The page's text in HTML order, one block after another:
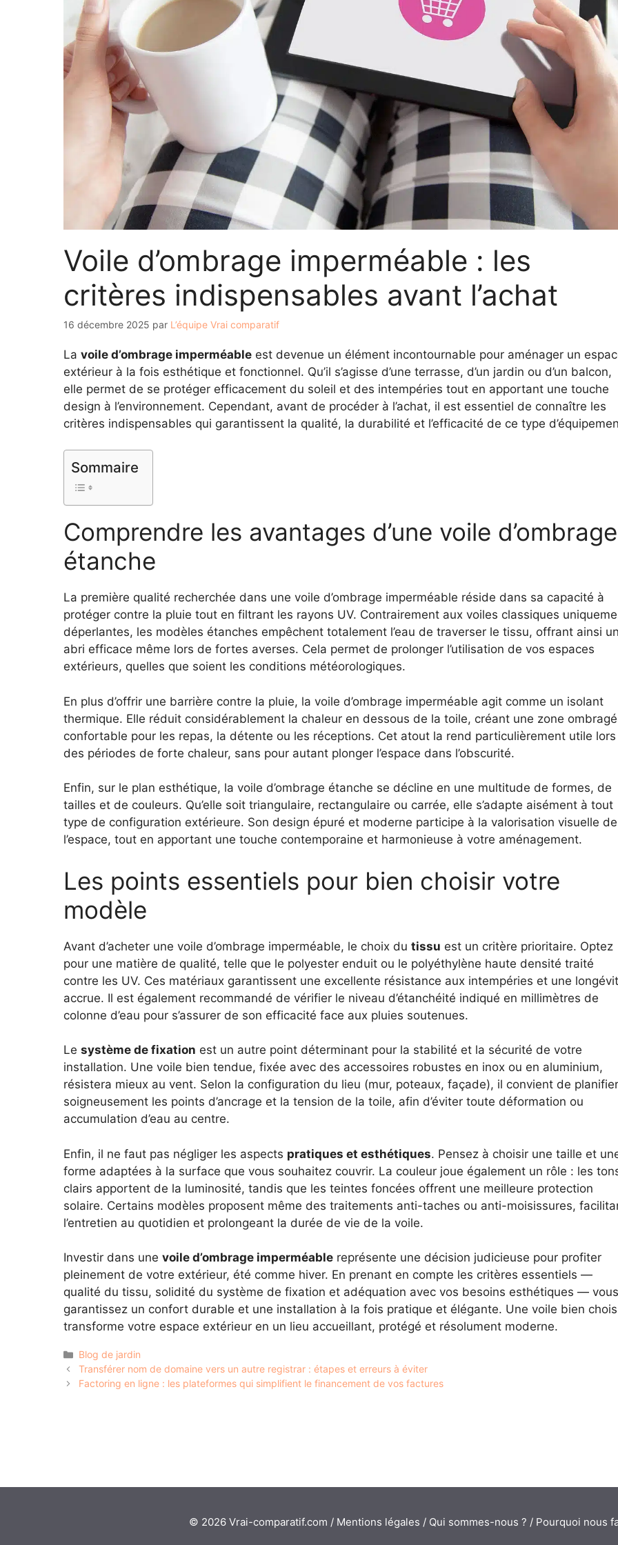
Voile d’ombrage imperméable : les
critères indispensables avant l’achat
16 décembre 2025 par L’équipe Vrai comparatif
La voile d’ombrage imperméable est devenue un élément incontournable pour aménager un
extérieur à la fois esthétique et fonctionnel. Qu’il s’agisse d’une terrasse, d’un jardin ou d’un balcon,
elle permet de se protéger efficacement du soleil et des intempéries tout en apportant une touche
design à l’environnement. Cependant, avant de procéder à l’achat, il est essentiel de connaître les
critères indispensables qui garantissent la qualité, la durabilité et l’efficacité de ce type
Sommaire
Comprendre les avantages d’une voile d’ombrage
étanche
La première qualité recherchée dans une voile d’ombrage imperméable réside dans sa capacité à
protéger contre la pluie tout en filtrant les rayons UV. Contrairement aux voiles classiques
déperlantes, les modèles étanches empêchent totalement l’eau de traverser le tissu, offrant ainsi
abri efficace même lors de fortes averses. Cela permet de prolonger l’utilisation de vos espaces
extérieurs, quelles que soient les conditions météorologiques.
En plus d’offrir une barrière contre la pluie, la voile d’ombrage imperméable agit comme un isolant
thermique. Elle réduit considérablement la chaleur en dessous de la toile, créant une zone
confortable pour les repas, la détente ou les réceptions. Cet atout la rend particulièrement utile lors
des périodes de forte chaleur, sans pour autant plonger l’espace dans l’obscurité.
Enfin, sur le plan esthétique, la voile d’ombrage étanche se décline en une multitude de formes, de
tailles et de couleurs. Qu’elle soit triangulaire, rectangulaire ou carrée, elle s’adapte aisément à tout
type de configuration extérieure. Son design épuré et moderne participe à la valorisation visuelle de
l’espace, tout en apportant une touche contemporaine et harmonieuse à votre aménagement.
Les points essentiels pour bien choisir votre
modèle
Avant d’acheter une voile d’ombrage imperméable, le choix du tissu est un critère prioritaire. Optez
pour une matière de qualité, telle que le polyester enduit ou le polyéthylène haute densité traité
contre les UV. Ces matériaux garantissent une excellente résistance aux intempéries et une
accrue. Il est également recommandé de vérifier le niveau d’étanchéité indiqué en millimètres de
colonne d’eau pour s’assurer de son efficacité face aux pluies soutenues.
Le système de fixation est un autre point déterminant pour la stabilité et la sécurité de votre
installation. Une voile bien tendue, fixée avec des accessoires robustes en inox ou en aluminium,
résistera mieux au vent. Selon la configuration du lieu (mur, poteaux, façade), il convient de planifier
soigneusement les points d’ancrage et la tension de la toile, afin d’éviter toute déformation ou
accumulation d’eau au centre.
Enfin, il ne faut pas négliger les aspects pratiques et esthétiques. Pensez à choisir une taille et
forme adaptées à la surface que vous souhaitez couvrir. La couleur joue également un rôle : les
clairs apportent de la luminosité, tandis que les teintes foncées offrent une meilleure protection
solaire. Certains modèles proposent même des traitements anti-taches ou anti-moisissures,
l’entretien au quotidien et prolongeant la durée de vie de la voile.
Investir dans une voile d’ombrage imperméable représente une décision judicieuse pour profiter
pleinement de votre extérieur, été comme hiver. En prenant en compte les critères essentiels —
qualité du tissu, solidité du système de fixation et adéquation avec vos besoins esthétiques — vous
garantissez un confort durable et une installation à la fois pratique et élégante. Une voile bien
transforme votre espace extérieur en un lieu accueillant, protégé et résolument moderne.
Catégories
Blog de jardin
Transférer nom de domaine vers un autre registrar : étapes et erreurs à éviter
Factoring en ligne : les plateformes qui simplifient le financement de vos factures
© 2026 Vrai-comparatif.com / Mentions légales / Qui sommes-nous ? / Pourquoi nous